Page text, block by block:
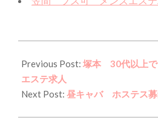
10-
28
Previous Post: 塚本 30代以上で
エステ求人
Next Post: 昼キャバ ホステス